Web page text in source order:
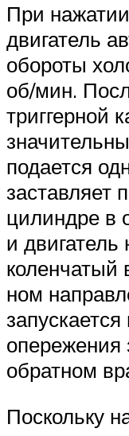
При
двигатель
обороты
об/мин.
триггерной
подается
заставляет
цилиндре в
и
коленчатый
ном
опережения
обратном
Поскольку